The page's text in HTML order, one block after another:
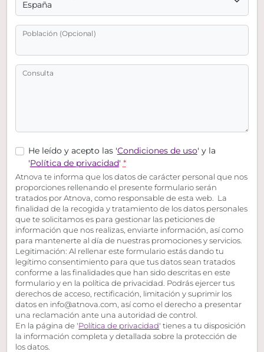
Población (Opcional)
Consulta
He leído y acepto las 'Condiciones de uso' y la
'Política de privacidad' *
Atnova te informa que los datos de carácter personal que nos
proporciones rellenando el presente formulario serán
tratados por Atnova, como responsable de esta web. La
finalidad de la recogida y tratamiento de los datos personales
que te solicitamos es para gestionar las peticiones de
información que nos realizas, enviarte información, así como
para mantenerte al día de nuestras promociones y servicios.
Legitimación: Al rellenar este formulario estás dando tu
legítimo consentimiento para que tus datos sean tratados
conforme a las finalidades que han sido descritas en este
formulario y en la política de privacidad. Podrás ejercer tus
derechos de acceso, rectificación, limitación y suprimir los
datos en info@atnova.com, así como el derecho a presentar
una reclamación ante una autoridad de control.
En la página de 'Política de privacidad' tienes a tu disposición
la información completa y detallada sobre la protección de
los datos.